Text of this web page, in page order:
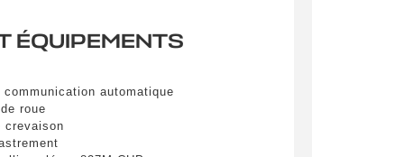
eget
eget
ÉQUIPEMENTS
automatique
roue
crevaison